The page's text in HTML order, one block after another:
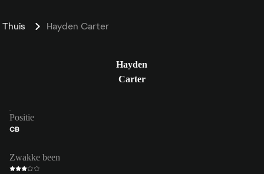
Thuis Hayden Carter
Hayden
Carter
Positie
CB
Zwakke been